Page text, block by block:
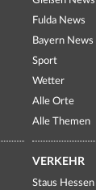
Fulda News
Bayern News
Sport
Wetter
Alle Orte
Alle Themen
VERKEHR
Staus Hessen